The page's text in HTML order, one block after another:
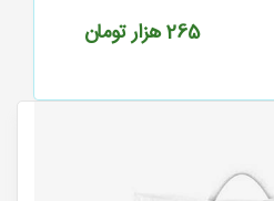
590هزار تومان